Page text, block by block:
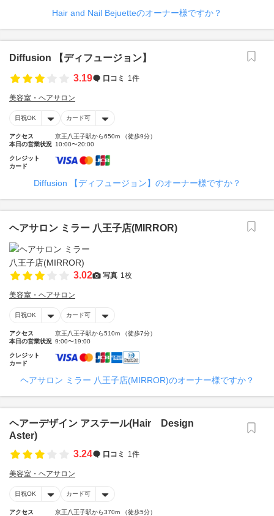
Hair and Nail Bejuetteのオーナー様ですか？
Diffusion 【ディフュージョン】
3.19
口コミ 1件
美容室・ヘアサロン
日祝OK カード可
アクセス
京王八王子駅から650m （徒歩9分）
本日の営業状況 10:00〜20:00
クレジット
カード
Diffusion 【ディフュージョン】のオーナー様ですか？
ヘアサロン ミラー 八王子店(MIRROR)
3.02 写真 1枚
美容室・ヘアサロン
日祝OK カード可
アクセス
京王八王子駅から510m （徒歩7分）
本日の営業状況 9:00〜19:00
クレジット
カード
ヘアサロン ミラー 八王子店(MIRROR)のオーナー様ですか？
ヘアーデザイン アステール(Hair Design
Aster)
3.24
口コミ 1件
美容室・ヘアサロン
日祝OK カード可
アクセス
京王八王子駅から370m （徒歩5分）